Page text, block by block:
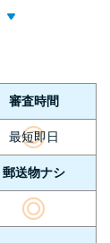
審査時間
最短即日
郵送物ナシ